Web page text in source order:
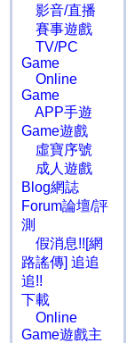
影音/直播
賽事遊戲
TV/PC
Game
Online
Game
APP手遊
Game遊戲
虛寶序號
成人遊戲
Blog網誌
Forum論壇/評
測
假消息!![網
路謠傳] 追追
追!!
下載
Online
Game遊戲主